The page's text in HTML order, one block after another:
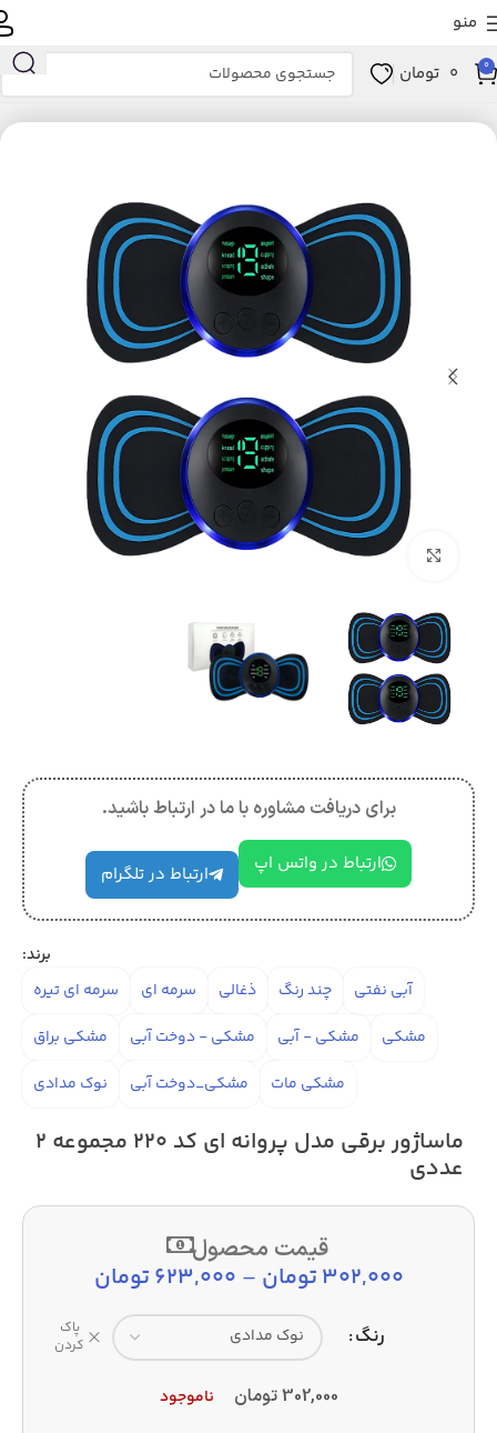
منو
0
0 تومان
خانه زیبایی و سلامت ابزار سلامت ماساژور
بزرگنمایی تصویر
برای دریافت مشاوره با ما در ارتباط باشید.
ارتباط در واتس اپ ارتباط در تلگرام
برند:
آبی نفتی
چند رنگ ذغالی سرمه ای
سرمه ای تیره
مشکی
مشکی - آبی مشکی - دوخت آبی
مشکی براق
مشکی مات
مشکی_دوخت آبی نوک مدادی
ماساژور برقی مدل پروانه ای کد 220 مجموعه 2
عددی
قیمت محصول
302,000تومان –
623,000تومان
رنگ
پاک
کردن
302,000تومان ناموجود